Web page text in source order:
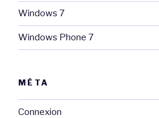
Windows 7
Windows Phone 7
MÉTA
Connexion